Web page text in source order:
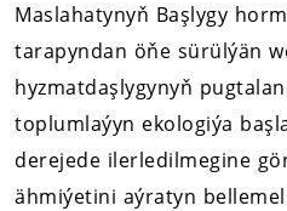
Maslahatynyň Başlygy
tarapyndan öňe sürülýän
hyzmatdaşlygynyň
toplumlaýyn ekologiýa
derejede ilerledilmegine
ähmiýetini aýratyn